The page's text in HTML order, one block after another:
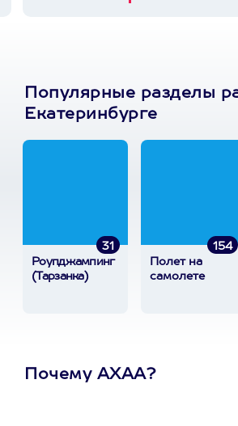
Популярные разделы
Екатеринбурге
31
Роупджампинг
(Тарзанка)
154
Полет на
самолете
Почему АХАА?